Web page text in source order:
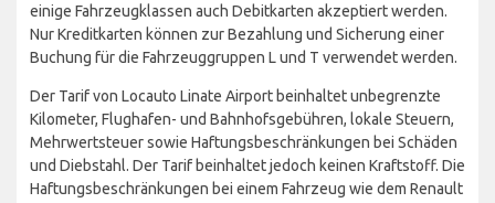
einige Fahrzeugklassen auch Debitkarten akzeptiert werden.
Nur Kreditkarten können zur Bezahlung und Sicherung einer
Buchung für die Fahrzeuggruppen L und T verwendet werden.
Der Tarif von Locauto Linate Airport beinhaltet unbegrenzte
Kilometer, Flughafen- und Bahnhofsgebühren, lokale Steuern,
Mehrwertsteuer sowie Haftungsbeschränkungen bei Schäden
und Diebstahl. Der Tarif beinhaltet jedoch keinen Kraftstoff. Die
Haftungsbeschränkungen bei einem Fahrzeug wie dem Renault